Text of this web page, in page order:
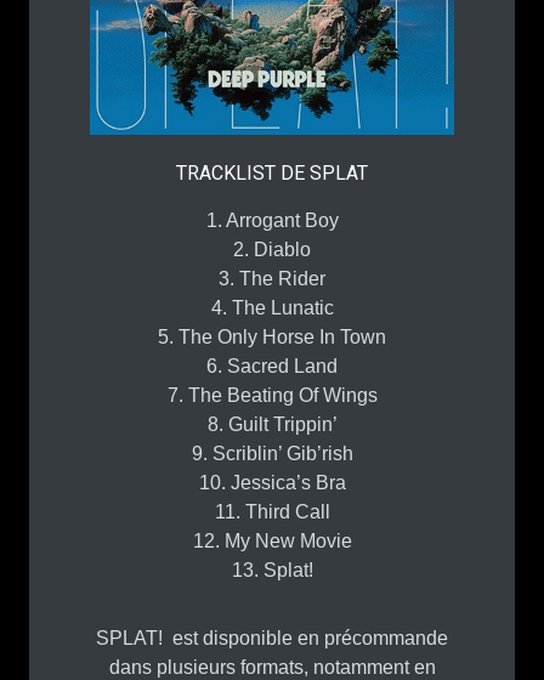
TRACKLIST DE SPLAT
1. Arrogant Boy
2. Diablo
3. The Rider
4. The Lunatic
5. The Only Horse In Town
6. Sacred Land
7. The Beating Of Wings
8. Guilt Trippin’
9. Scriblin’ Gib’rish
10. Jessica’s Bra
11. Third Call
12. My New Movie
13. Splat!
SPLAT! est disponible en précommande
dans plusieurs formats, notamment en